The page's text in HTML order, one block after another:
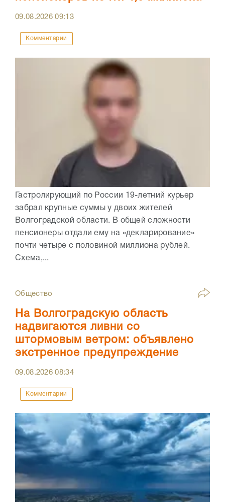
09.08.202609:13
Комментарии
Гастролирующий по России 19-летний курьер
забрал крупные суммы у двоих жителей
Волгоградской области. В общей сложности
пенсионеры отдали ему на «декларирование»
почти четыре с половиной миллиона рублей.
Схема,...
Общество
На Волгоградскую область
надвигаются ливни со
штормовым ветром: объявлено
экстренное предупреждение
09.08.202608:34
Комментарии